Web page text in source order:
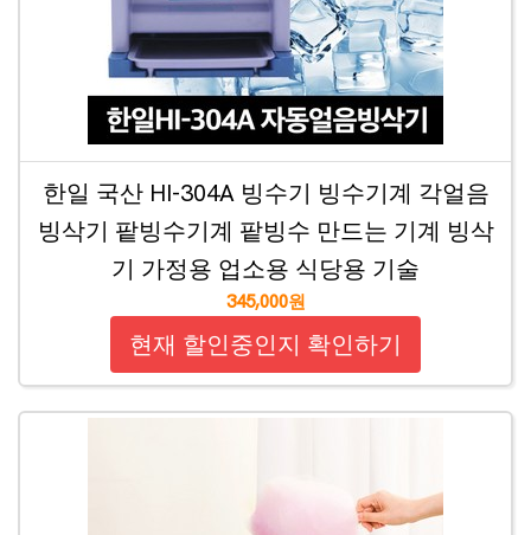
한일 국산 HI-304A 빙수기 빙수기계 각얼음
빙삭기 팥빙수기계 팥빙수 만드는 기계 빙삭
기 가정용 업소용 식당용 기술
345,000원
현재 할인중인지 확인하기